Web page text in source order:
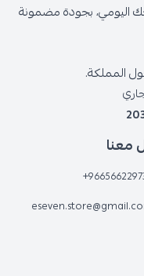
اليومي، بجودة مضمونة
معنا